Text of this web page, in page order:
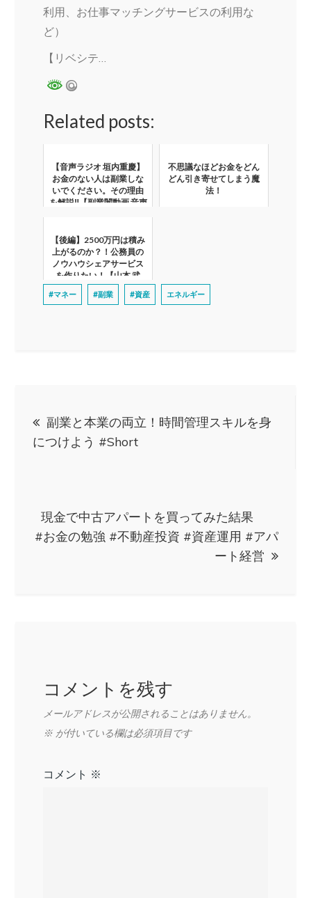
利用、お仕事マッチングサービスの利用な
ど）
【リベシテ…
Related posts:
【音声ラジオ 垣内重慶】
お金のない人は副業しな
いでください。その理由
を解説‼︎【副業闇動画 音声
不思議なほどお金をどん
どん引き寄せてしまう魔
法！
【後編】2500万円は積み
上がるのか？！公務員の
ノウハウシェアサービス
を作りたい！【山本 武
典】[368人目]令和の虎
#マネー #副業 #資産 エネルギー
稿
ビ
ゲ
副業と本業の両立！時間管理スキルを身
につけよう #Short
現金で中古アパートを買ってみた結果
#お金の勉強 #不動産投資 #資産運用 #アパ
ート経営
コメントを残す
メールアドレスが公開されることはありません。
※ が付いている欄は必須項目です
コメント ※